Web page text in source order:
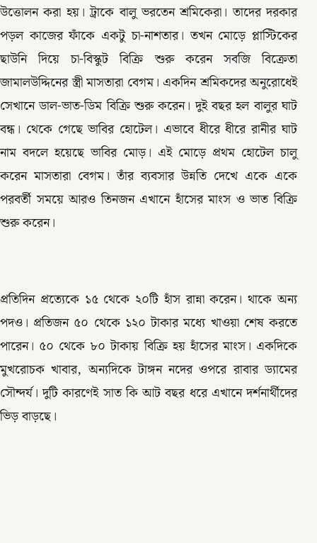
উত্তোলন করা হয়। ট্রাকে বালু ভরতেন শ্রমিকেরা। তাদের দরকার
পড়ল কাজের ফাঁকে একটু চা-নাশতার। তখন মোড়ে প্লাস্টিকের
ছাউনি দিয়ে চা-বিস্কুট বিক্রি শুরু করেন সবজি বিক্রেতা
জামালউদ্দিনের স্ত্রী মাসতারা বেগম। একদিন শ্রমিকদের অনুরোধেই
সেখানে ডাল-ভাত-ডিম বিক্রি শুরু করেন। দুই বছর হল বালুর ঘাট
বন্ধ। থেকে গেছে ভাবির হোটেল। এভাবে ধীরে ধীরে রানীর ঘাট
নাম বদলে হয়েছে ভাবির মোড়। এই মোড়ে প্রথম হোটেল চালু
করেন মাসতারা বেগম। তাঁর ব্যবসার উন্নতি দেখে একে একে
পরবর্তী সময়ে আরও তিনজন এখানে হাঁসের মাংস ও ভাত বিক্রি
শুরু করেন।
প্রতিদিন প্রত্যেকে ১৫ থেকে ২০টি হাঁস রান্না করেন। থাকে অন্য
পদও। প্রতিজন ৫০ থেকে ১২০ টাকার মধ্যে খাওয়া শেষ করতে
পারেন। ৫০ থেকে ৮০ টাকায় বিক্রি হয় হাঁসের মাংস। একদিকে
মুখরোচক খাবার, অন্যদিকে টাঙ্গন নদের ওপরে রাবার ড্যামের
সৌন্দর্য। দুটি কারণেই সাত কি আট বছর ধরে এখানে দর্শনার্থীদের
ভিড় বাড়ছে।